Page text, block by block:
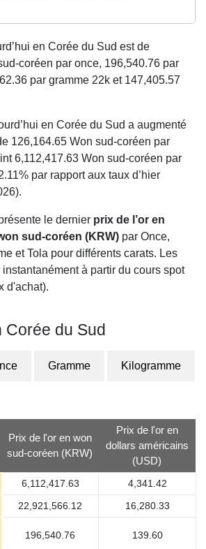
en Corée du Sud est de
coréen par once, 196,540.76 par
par gramme 22k et 147,405.57
en Corée du Sud a augmenté
126,164.65 Won sud-coréen par
6,112,417.63 Won sud-coréen par
par rapport aux taux d’hier
le dernier prix de l’or en
sud-coréen (KRW) par Once,
et Tola pour différents carats. Les
à partir du cours spot
d'achat).
Corée du Sud
Gramme Kilogramme
Prix de l'or en won
sud-coréen (KRW)
Prix de l'or en
dollars américains
(USD)
6,112,417.63
4,341.42
22,921,566.12
16,280.33
196,540.76 139.60